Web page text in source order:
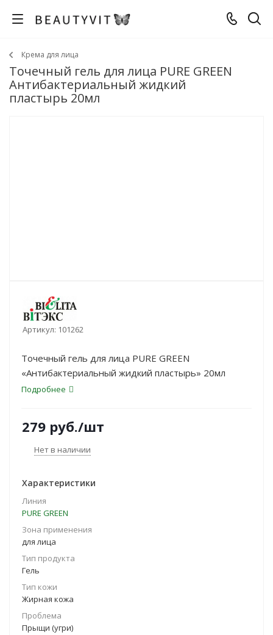
Крема для лица
Точечный гель для лица PURE GREEN
Антибактериальный жидкий
пластырь 20мл
Артикул: 101262
Точечный гель для лица PURE GREEN
«Антибактериальный жидкий пластырь» 20мл
Подробнее
279 руб./шт
Нет в наличии
Характеристики
Линия
PURE GREEN
Зона применения
для лица
Тип продукта
Гель
Тип кожи
Жирная кожа
Проблема
Прыщи (угри)